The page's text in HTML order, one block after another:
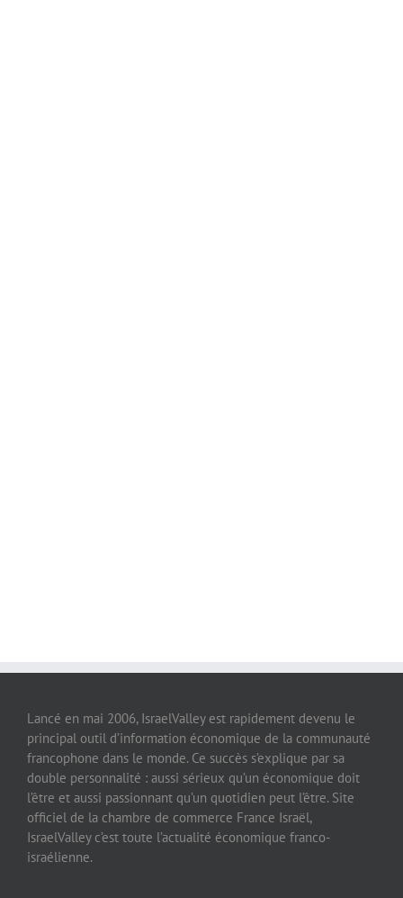
Lancé en mai 2006, IsraelValley est rapidement devenu le
principal outil d’information économique de la communauté
francophone dans le monde. Ce succès s’explique par sa
double personnalité : aussi sérieux qu’un économique doit
l’être et aussi passionnant qu’un quotidien peut l’être. Site
officiel de la chambre de commerce France Israël,
IsraelValley c’est toute l’actualité économique franco-
israélienne.